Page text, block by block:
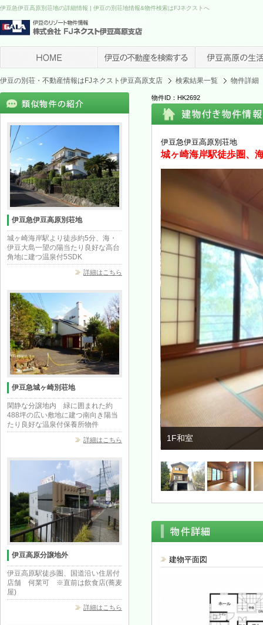
伊豆急伊豆高原別荘地の詳細情報 | 伊豆の別荘地情報&物件検索はFJネクストへ
伊豆の別荘・不動産情報はFJネクスト伊豆高原支店 検索結果一覧 物件詳細
伊豆急伊豆高原別荘地
城ヶ崎海岸駅より徒歩約5分、海・
伊豆大島一望の陽当たり良好な高台
角地に建つ温泉付5SDK
詳細はこちら
伊豆急城ヶ崎別荘地
閑静な分譲地内 緑に囲まれた約
488坪の広い敷地に建つ南向き陽当
たり良好な温泉付保養所物件
詳細はこちら
伊豆高原分譲地外
伊豆高原駅徒歩圏、国道沿い住居付
店舗 何業可 ※直前は飲食店(蕎麦
屋)
詳細はこちら
物件ID：HK2692
伊豆急伊豆高原別荘地
城ヶ崎海岸駅徒歩圏、
1F和室
建物平面図